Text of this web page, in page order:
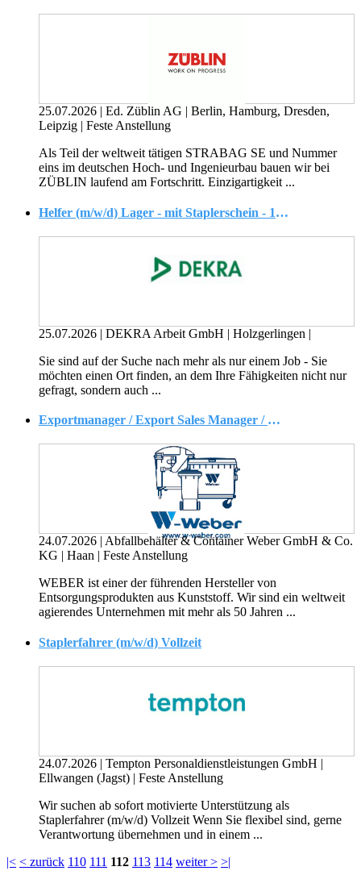
25.07.2026 | Ed. Züblin AG | Berlin, Hamburg, Dresden,
Leipzig | Feste Anstellung
Als Teil der weltweit tätigen STRABAG SE und Nummer
eins im deutschen Hoch- und Ingenieurbau bauen wir bei
ZÜBLIN laufend am Fortschritt. Einzigartigkeit ...
Helfer (m/w/d) Lager - mit Staplerschein - 18,38 ? brutto / Stunde
25.07.2026 | DEKRA Arbeit GmbH | Holzgerlingen |
Sie sind auf der Suche nach mehr als nur einem Job - Sie
möchten einen Ort finden, an dem Ihre Fähigkeiten nicht nur
gefragt, sondern auch ...
Exportmanager / Export Sales Manager / Manager Vertrieb Innendienst (m/w/d) ab sofort
24.07.2026 | Abfallbehälter & Container Weber GmbH & Co.
KG | Haan | Feste Anstellung
WEBER ist einer der führenden Hersteller von
Entsorgungsprodukten aus Kunststoff. Wir sind ein weltweit
agierendes Unternehmen mit mehr als 50 Jahren ...
Staplerfahrer (m/w/d) Vollzeit
24.07.2026 | Tempton Personaldienstleistungen GmbH |
Ellwangen (Jagst) | Feste Anstellung
Wir suchen ab sofort motivierte Unterstützung als
Staplerfahrer (m/w/d) Vollzeit Wenn Sie flexibel sind, gerne
Verantwortung übernehmen und in einem ...
|< < zurück 110 111 112 113 114 weiter > >|